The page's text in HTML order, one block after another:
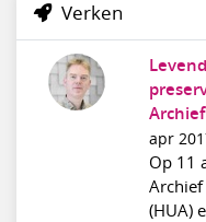
Verken
Archief
apr
Op 11
(HUA)